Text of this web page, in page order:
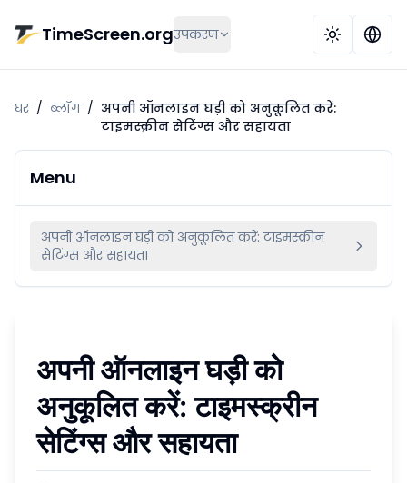
TimeScreen.orgउपकरण
घर / ब्लॉग / अपनी ऑनलाइन घड़ी को अनुकूलित करें:
टाइमस्क्रीन सेटिंग्स और सहायता
Menu
अपनी ऑनलाइन घड़ी को अनुकूलित करें: टाइमस्क्रीन
सेटिंग्स और सहायता
अपनी ऑनलाइन घड़ी को
अनुकूलित करें: टाइमस्क्रीन
सेटिंग्स और सहायता